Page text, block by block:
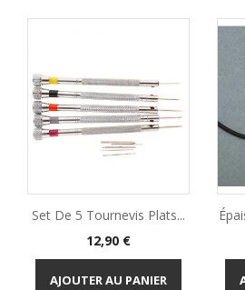
Set De 5 Tournevis Plats...
Prix
12,90 €
AJOUTER AU PANIER